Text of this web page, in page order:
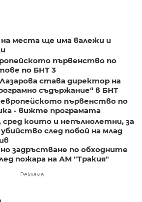
места ще има валежи и
първенство по
по БНТ 3
става директор на
съдържание“ в БНТ
европейското първенство по
- вижте програмата
сред които и непълнолетни, за
след побой на млад
задръстване по обходните
пожара на АМ "Тракия"
Реклама